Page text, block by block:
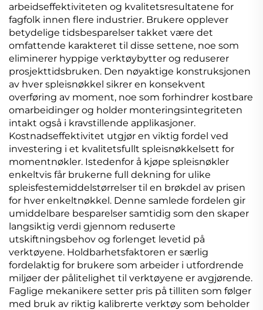
arbeidseffektiviteten og kvalitetsresultatene for
fagfolk innen flere industrier. Brukere opplever
betydelige tidsbesparelser takket være det
omfattende karakteret til disse settene, noe som
eliminerer hyppige verktøybytter og reduserer
prosjekttidsbruken. Den nøyaktige konstruksjonen
av hver spleisnøkkel sikrer en konsekvent
overføring av moment, noe som forhindrer kostbare
omarbeidinger og holder monteringsintegriteten
intakt også i kravstillende applikasjoner.
Kostnadseffektivitet utgjør en viktig fordel ved
investering i et kvalitetsfullt spleisnøkkelsett for
momentnøkler. Istedenfor å kjøpe spleisnøkler
enkeltvis får brukerne full dekning for ulike
spleisfestemiddelstørrelser til en brøkdel av prisen
for hver enkeltnøkkel. Denne samlede fordelen gir
umiddelbare besparelser samtidig som den skaper
langsiktig verdi gjennom reduserte
utskiftningsbehov og forlenget levetid på
verktøyene. Holdbarhetsfaktoren er særlig
fordelaktig for brukere som arbeider i utfordrende
miljøer der pålitelighet til verktøyene er avgjørende.
Faglige mekanikere setter pris på tilliten som følger
med bruk av riktig kalibrerte verktøy som beholder